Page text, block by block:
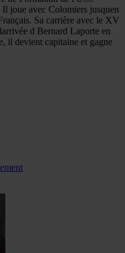
joue avec Colomiers jusquen
Sa carrière avec le XV
d Bernard Laporte en
il devient capitaine et gagne